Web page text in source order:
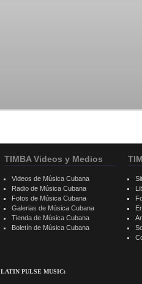
LATIN PULSE MUSIC:
TIMBA Videos y Medios
Videos de Música Cubana
Radio de Música Cubana
Fotos de Música Cubana
Galerias de Música Cubana
Tienda de Música Cubana
Boletín de Música Cubana